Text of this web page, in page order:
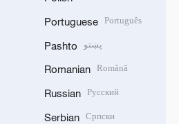
Portuguese Português
Pashto پښتو
Romanian Română
Russian Русский
Serbian Српски